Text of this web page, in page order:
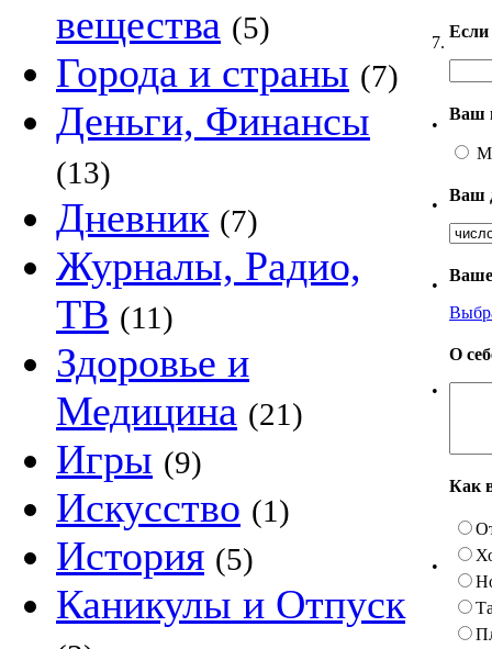
вещества (5)
Города и страны (7)
Деньги, Финансы
(13)
Дневник (7)
Журналы, Радио,
ТВ (11)
Здоровье и
Медицина (21)
Игры (9)
Искусство (1)
История (5)
Каникулы и Отпуск
7.
•
Ваш
•
Ваш
•
Ваше
•
О
•
Как